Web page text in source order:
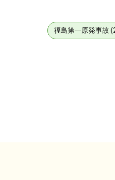
福島第一原発事故